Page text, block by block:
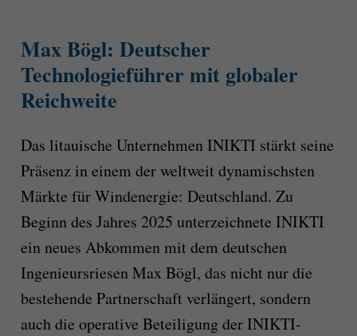
Max Bögl: Deutscher
Technologieführer mit globaler
Reichweite
Das litauische Unternehmen INIKTI stärkt seine
Präsenz in einem der weltweit dynamischsten
Märkte für Windenergie: Deutschland. Zu
Beginn des Jahres 2025 unterzeichnete INIKTI
ein neues Abkommen mit dem deutschen
Ingenieursriesen Max Bögl, das nicht nur die
bestehende Partnerschaft verlängert, sondern
auch die operative Beteiligung der INIKTI-